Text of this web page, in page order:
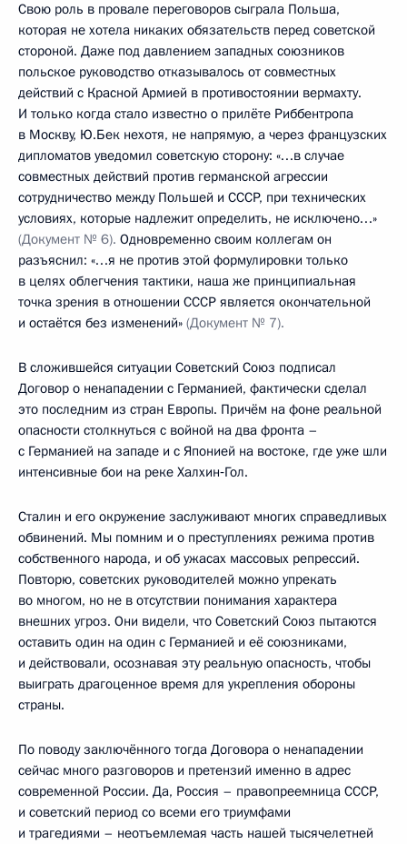
Свою роль в провале переговоров сыграла Польша,
которая не хотела никаких обязательств перед советской
стороной. Даже под давлением западных союзников
польское руководство отказывалось от совместных
действий с Красной Армией в противостоянии вермахту.
И только когда стало известно о прилёте Риббентропа
в Москву, Ю.Бек нехотя, не напрямую, а через французских
дипломатов уведомил советскую сторону: «…в случае
совместных действий против германской агрессии
сотрудничество между Польшей и СССР, при технических
условиях, которые надлежит определить, не исключено…»
(Документ № 6). Одновременно своим коллегам он
разъяснил: «…я не против этой формулировки только
в целях облегчения тактики, наша же принципиальная
точка зрения в отношении СССР является окончательной
и остаётся без изменений» (Документ № 7).
В сложившейся ситуации Советский Союз подписал
Договор о ненападении с Германией, фактически сделал
это последним из стран Европы. Причём на фоне реальной
опасности столкнуться с войной на два фронта –
с Германией на западе и с Японией на востоке, где уже шли
интенсивные бои на реке Халхин‑Гол.
Сталин и его окружение заслуживают многих справедливых
обвинений. Мы помним и о преступлениях режима против
собственного народа, и об ужасах массовых репрессий.
Повторю, советских руководителей можно упрекать
во многом, но не в отсутствии понимания характера
внешних угроз. Они видели, что Советский Союз пытаются
оставить один на один с Германией и её союзниками,
и действовали, осознавая эту реальную опасность, чтобы
выиграть драгоценное время для укрепления обороны
страны.
По поводу заключённого тогда Договора о ненападении
сейчас много разговоров и претензий именно в адрес
современной России. Да, Россия – правопреемница СССР,
и советский период со всеми его триумфами
и трагедиями – неотъемлемая часть нашей тысячелетней